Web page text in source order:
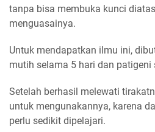
tanpa bisa membuka kunci
menguasainya.
Untuk mendapatkan ilmu ini,
mutih selama 5 hari dan patigeni
Setelah berhasil melewati
untuk mengunakannya, karena
perlu sedikit dipelajari.